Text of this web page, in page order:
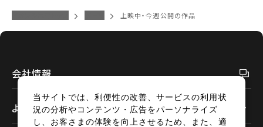
上映中・今週公開の作品
会社情報
よくあるご質問
当サイトでは、利便性の改善、サービスの利用状
況の分析やコンテンツ・広告をパーソナライズ
し、お客さまの体験を向上させるため、また、適